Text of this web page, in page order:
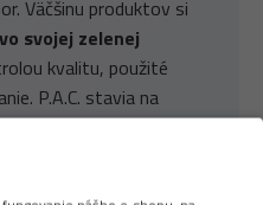
Väčšinu produktov si
svojej zelenej
kvalitu, použité
P.A.C. stavia na
a dlhej
na planétu.